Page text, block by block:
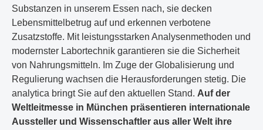
Substanzen in unserem Essen nach, sie decken
Lebensmittelbetrug auf und erkennen verbotene
Zusatzstoffe. Mit leistungsstarken Analysenmethoden und
modernster Labortechnik garantieren sie die Sicherheit
von Nahrungsmitteln. Im Zuge der Globalisierung und
Regulierung wachsen die Herausforderungen stetig. Die
analytica bringt Sie auf den aktuellen Stand. Auf der
Weltleitmesse in München präsentieren internationale
Aussteller und Wissenschaftler aus aller Welt ihre